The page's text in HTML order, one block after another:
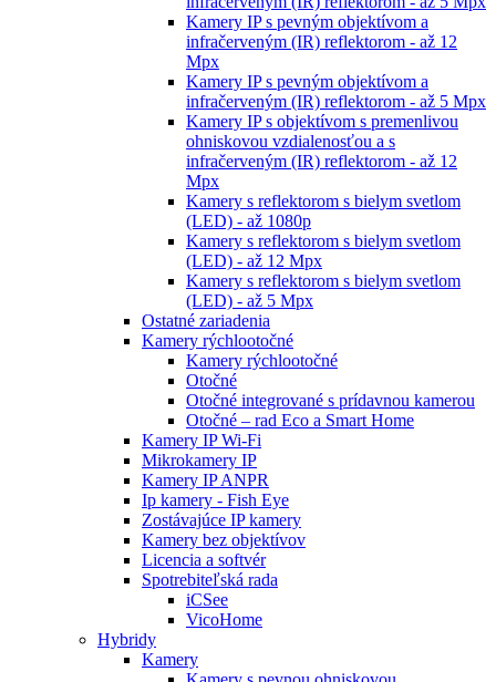
Kamery IP s pevným objektívom a
infračerveným (IR) reflektorom - až 12
Mpx
Kamery IP s pevným objektívom a
infračerveným (IR) reflektorom - až 5 Mpx
Kamery IP s objektívom s premenlivou
ohniskovou vzdialenosťou a s
infračerveným (IR) reflektorom - až 12
Mpx
Kamery s reflektorom s bielym svetlom
(LED) - až 1080p
Kamery s reflektorom s bielym svetlom
(LED) - až 12 Mpx
Kamery s reflektorom s bielym svetlom
(LED) - až 5 Mpx
Ostatné zariadenia
Kamery rýchlootočné
Kamery rýchlootočné
Otočné
Otočné integrované s prídavnou kamerou
Otočné – rad Eco a Smart Home
Kamery IP Wi-Fi
Mikrokamery IP
Kamery IP ANPR
Ip kamery - Fish Eye
Zostávajúce IP kamery
Kamery bez objektívov
Licencia a softvér
Spotrebiteľská rada
iCSee
VicoHome
Hybridy
Kamery